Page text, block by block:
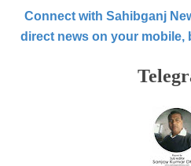
Connect with Sahibganj
direct news on your mobile,